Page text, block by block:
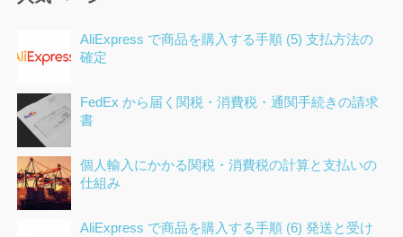
AliExpress で商品を購入する手順 (5) 支払方法の
確定
FedEx から届く関税・消費税・通関手続きの請求
書
個人輸入にかかる関税・消費税の計算と支払いの
仕組み
AliExpress で商品を購入する手順 (6) 発送と受け